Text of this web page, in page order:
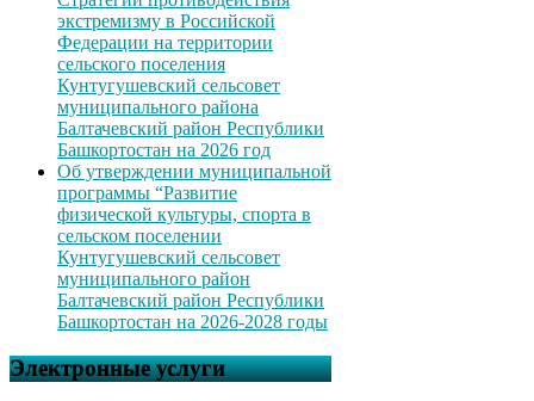
экстремизму в Российской
Федерации на территории
сельского поселения
Кунтугушевский сельсовет
муниципального района
Балтачевский район Республики
Башкортостан на 2026 год
Об утверждении муниципальной
программы “Развитие
физической культуры, спорта в
сельском поселении
Кунтугушевский сельсовет
муниципального район
Балтачевский район Республики
Башкортостан на 2026-2028 годы
Электронные услуги